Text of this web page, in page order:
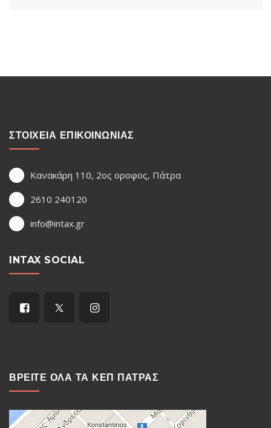
ΣΤΟΙΧΕΙΑ ΕΠΙΚΟΙΝΩΝΙΑΣ
Κανακάρη 110, 2ος οροφος, Πάτρα
2610 240120
info@intax.gr
INTAX SOCIAL
ΒΡΕΙΤΕ ΟΛΑ ΤΑ ΚΕΠ ΠΑΤΡΑΣ